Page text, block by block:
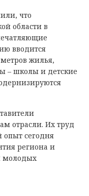
что
области в
вводится
жилья,
– школы и детские
отрасли. Их труд
сегодня
региона и
молодых